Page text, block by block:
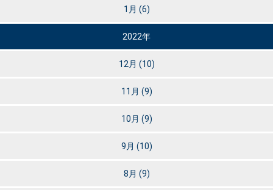
1月 (6)
2022年
12月 (10)
11月 (9)
10月 (9)
9月 (10)
8月 (9)